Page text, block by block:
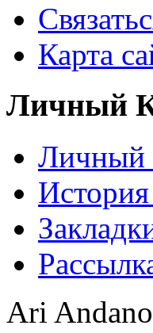
Карта
Личный
Личный
История
Ari